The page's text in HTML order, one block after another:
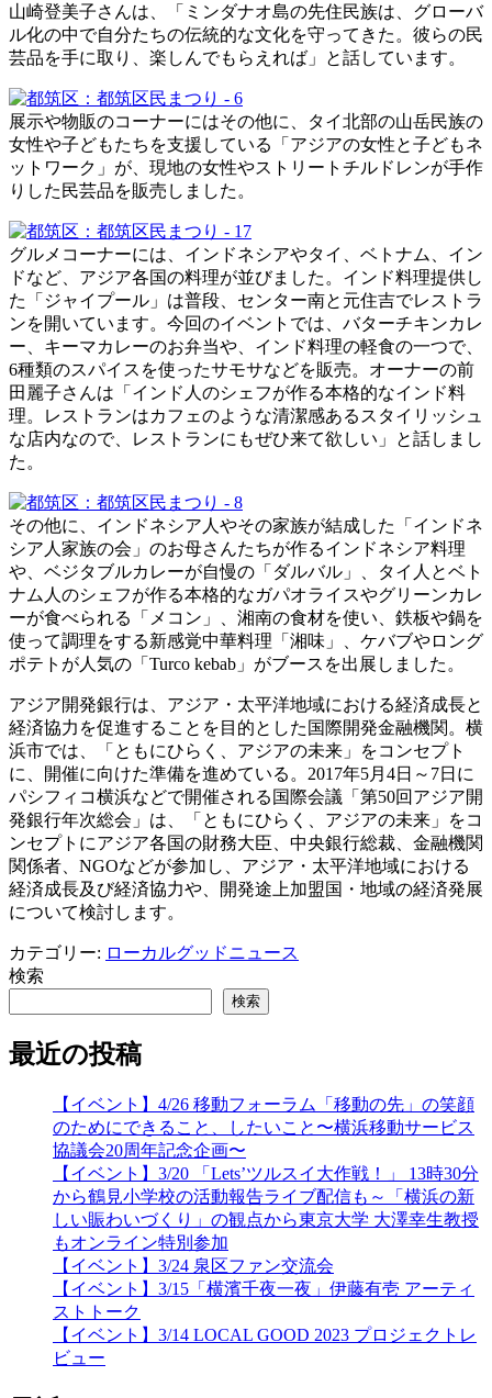
山崎登美子さんは、「ミンダナオ島の先住民族は、グローバ
ル化の中で自分たちの伝統的な文化を守ってきた。彼らの民
芸品を手に取り、楽しんでもらえれば」と話しています。
展示や物販のコーナーにはその他に、タイ北部の山岳民族の
女性や子どもたちを支援している「アジアの女性と子どもネ
ットワーク」が、現地の女性やストリートチルドレンが手作
りした民芸品を販売しました。
グルメコーナーには、インドネシアやタイ、ベトナム、イン
ドなど、アジア各国の料理が並びました。インド料理提供し
た「ジャイプール」は普段、センター南と元住吉でレストラ
ンを開いています。今回のイベントでは、バターチキンカレ
ー、キーマカレーのお弁当や、インド料理の軽食の一つで、
6種類のスパイスを使ったサモサなどを販売。オーナーの前
田麗子さんは「インド人のシェフが作る本格的なインド料
理。レストランはカフェのような清潔感あるスタイリッシュ
な店内なので、レストランにもぜひ来て欲しい」と話しまし
た。
その他に、インドネシア人やその家族が結成した「インドネ
シア人家族の会」のお母さんたちが作るインドネシア料理
や、ベジタブルカレーが自慢の「ダルバル」、タイ人とベト
ナム人のシェフが作る本格的なガパオライスやグリーンカレ
ーが食べられる「メコン」、湘南の食材を使い、鉄板や鍋を
使って調理をする新感覚中華料理「湘味」、ケバブやロング
ポテトが人気の「Turco kebab」がブースを出展しました。
アジア開発銀行は、アジア・太平洋地域における経済成長と
経済協力を促進することを目的とした国際開発金融機関。横
浜市では、「ともにひらく、アジアの未来」をコンセプト
に、開催に向けた準備を進めている。2017年5月4日～7日に
パシフィコ横浜などで開催される国際会議「第50回アジア開
発銀行年次総会」は、「ともにひらく、アジアの未来」をコ
ンセプトにアジア各国の財務大臣、中央銀行総裁、金融機関
関係者、NGOなどが参加し、アジア・太平洋地域における
経済成長及び経済協力や、開発途上加盟国・地域の経済発展
について検討します。
カテゴリー: ローカルグッドニュース
検索
検索
最近の投稿
【イベント】4/26 移動フォーラム「移動の先」の笑顔
のためにできること、したいこと〜横浜移動サービス
協議会20周年記念企画〜
【イベント】3/20 「Lets’ツルスイ大作戦！」 13時30分
から鶴見小学校の活動報告ライブ配信も～「横浜の新
しい賑わいづくり」の観点から東京大学 大澤幸生教授
もオンライン特別参加
【イベント】3/24 泉区ファン交流会
【イベント】3/15「横濱千夜一夜」伊藤有壱 アーティ
ストトーク
【イベント】3/14 LOCAL GOOD 2023 プロジェクトレ
ビュー